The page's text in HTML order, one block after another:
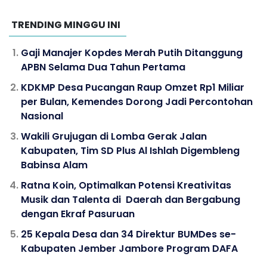
TRENDING MINGGU INI
Gaji Manajer Kopdes Merah Putih Ditanggung
APBN Selama Dua Tahun Pertama
KDKMP Desa Pucangan Raup Omzet Rp1 Miliar
per Bulan, Kemendes Dorong Jadi Percontohan
Nasional
Wakili Grujugan di Lomba Gerak Jalan
Kabupaten, Tim SD Plus Al Ishlah Digembleng
Babinsa Alam
Ratna Koin, Optimalkan Potensi Kreativitas
Musik dan Talenta di Daerah dan Bergabung
dengan Ekraf Pasuruan
25 Kepala Desa dan 34 Direktur BUMDes se-
Kabupaten Jember Jambore Program DAFA